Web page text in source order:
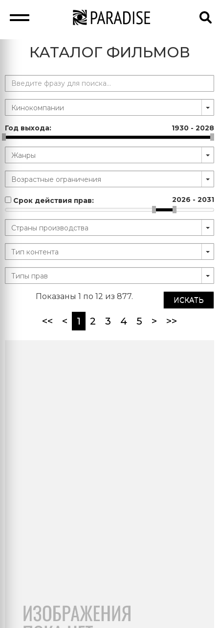
КАТАЛОГ ФИЛЬМОВ
Год выхода: 1930 - 2028
Срок действия прав: 2026 - 2031
ИСКАТЬ
Показаны 1 по 12 из 877.
<< < 1 (current)
2 3 4 5 > >>